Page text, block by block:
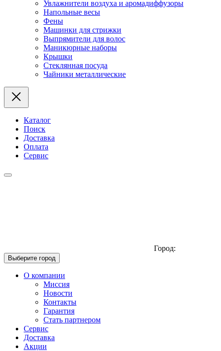
Увлажнители воздуха и аромадиффузоры
Напольные весы
Фены
Машинки для стрижки
Выпрямители для волос
Маникюрные наборы
Крышки
Стеклянная посуда
Чайники металлические
Каталог
Поиск
Доставка
Оплата
Сервис
Город:
Выберите город
О компании
Миссия
Новости
Контакты
Гарантия
Стать партнером
Сервис
Доставка
Акции